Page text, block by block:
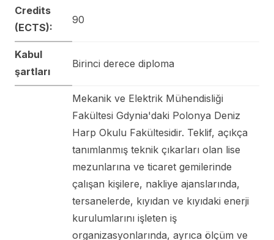
Credits
(ECTS):
90
Kabul
şartları
Birinci derece diploma
Mekanik ve Elektrik Mühendisliği
Fakültesi Gdynia'daki Polonya Deniz
Harp Okulu Fakültesidir. Teklif, açıkça
tanımlanmış teknik çıkarları olan lise
mezunlarına ve ticaret gemilerinde
çalışan kişilere, nakliye ajanslarında,
tersanelerde, kıyıdan ve kıyıdaki enerji
kurulumlarını işleten iş
organizasyonlarında, ayrıca ölçüm ve